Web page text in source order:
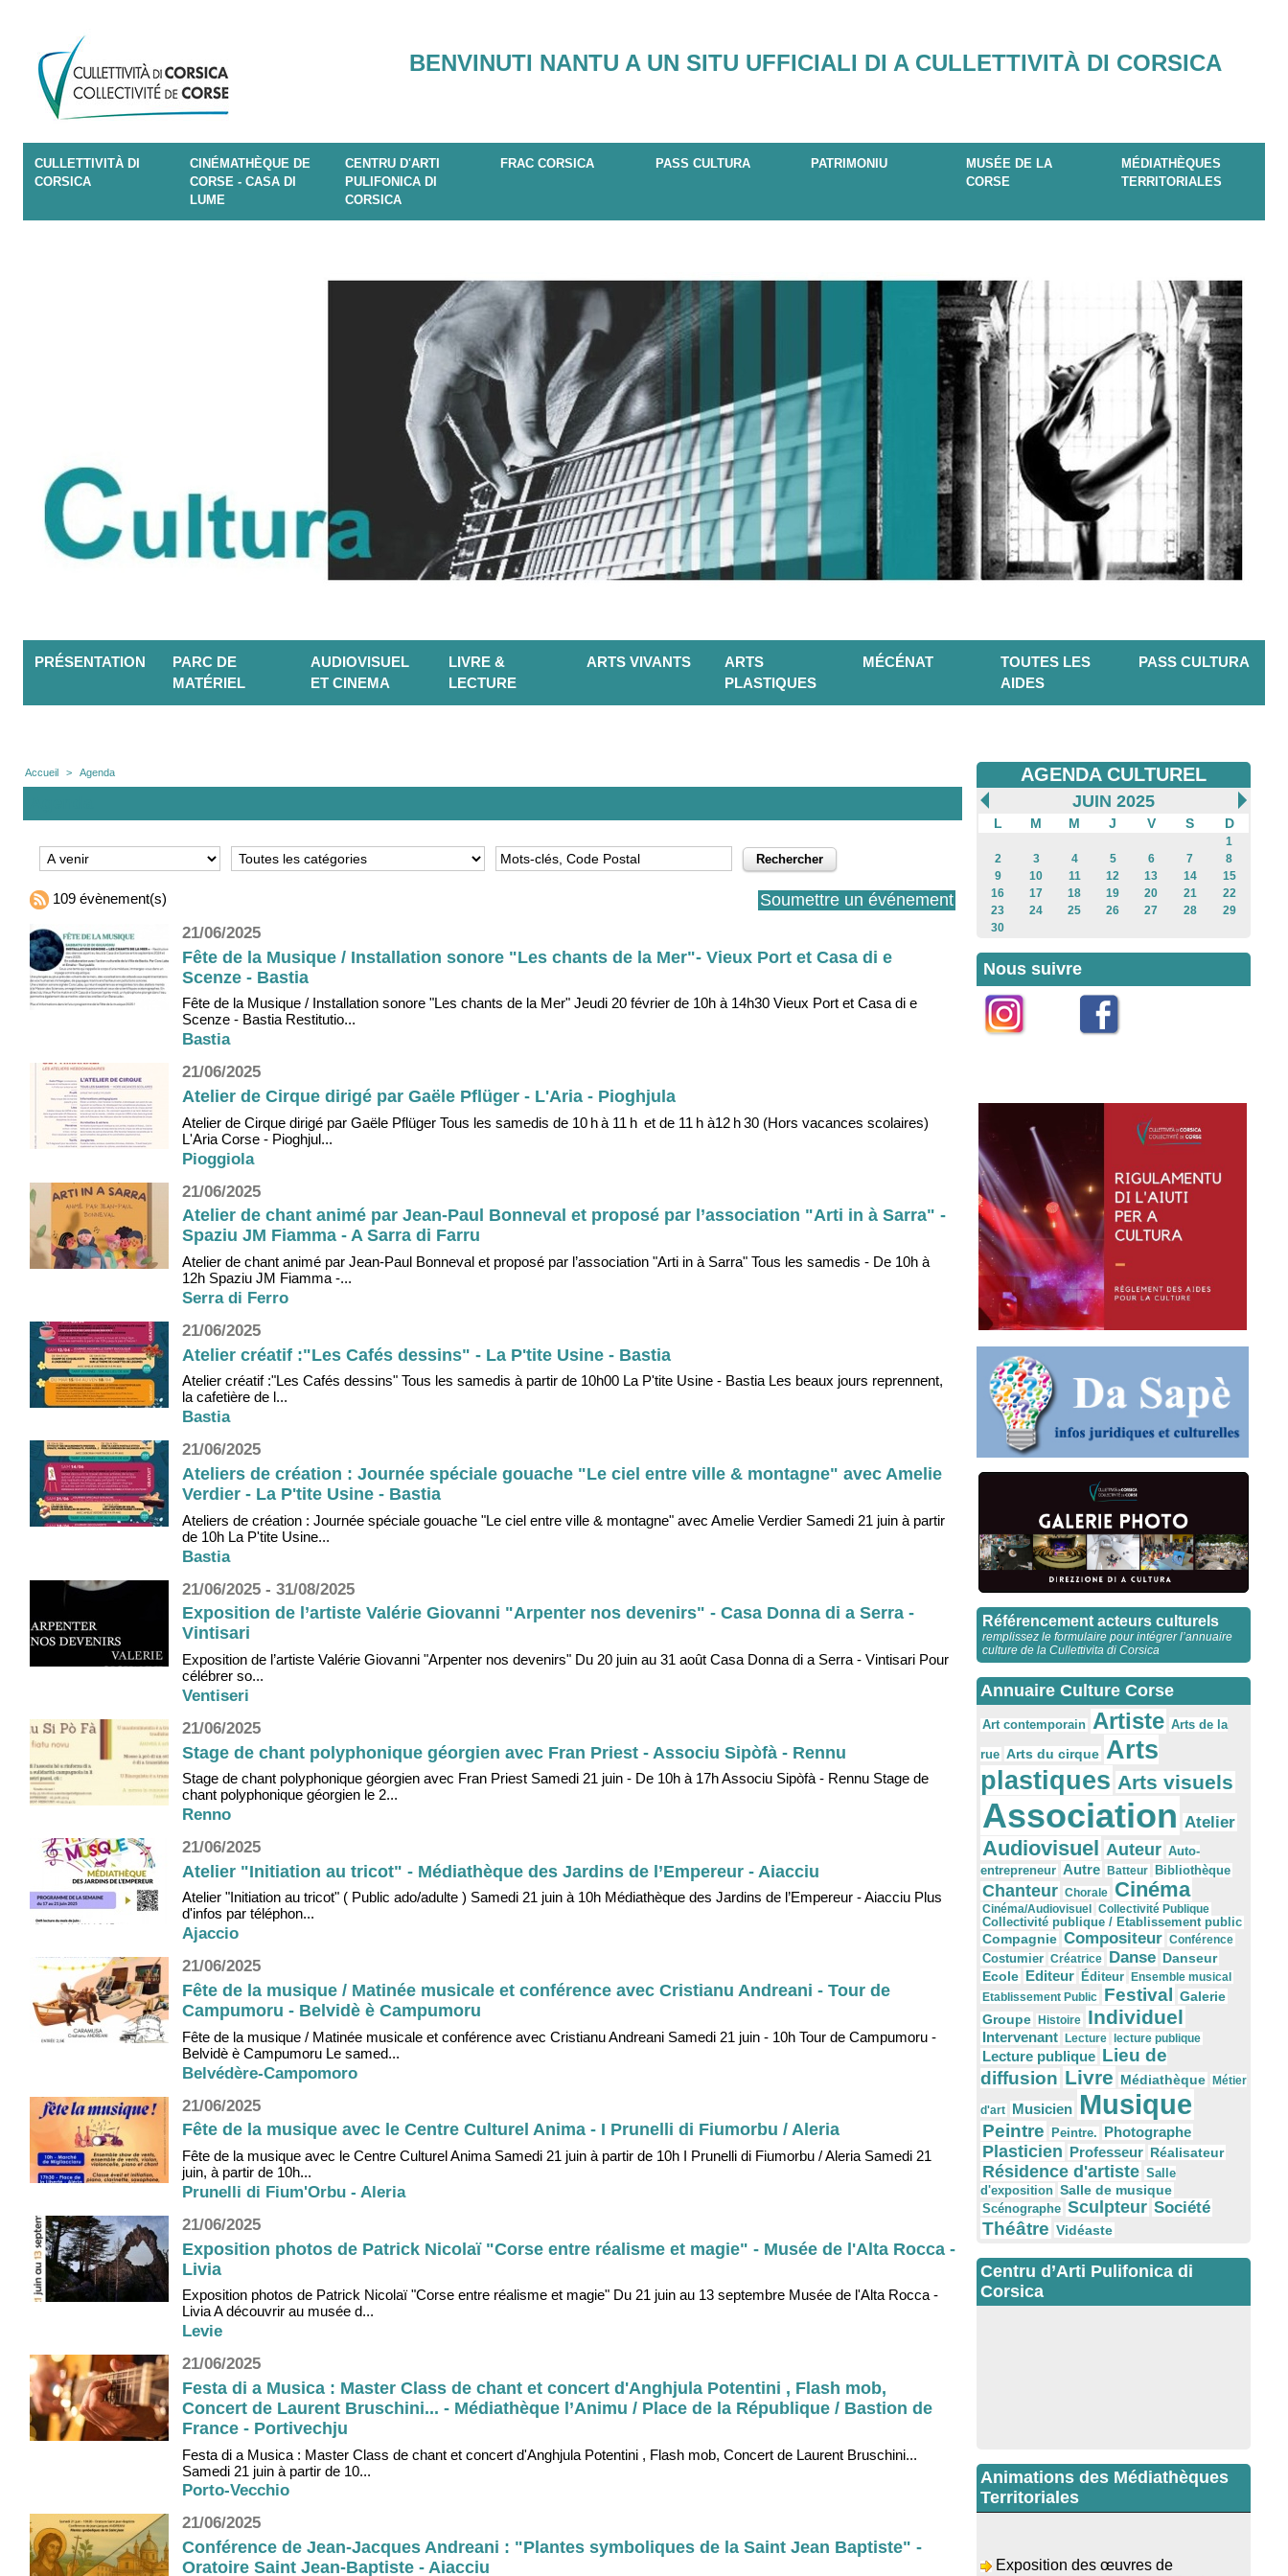
BENVINUTI NANTU A UN SITU UFFICIALI DI A CULLETTIVITÀ DI CORSICA
CULLETTIVITÀ DI
CORSICA
CINÉMATHÈQUE DE
CORSE - CASA DI
LUME
CENTRU D'ARTI
PULIFONICA DI
CORSICA
FRAC CORSICA PASS CULTURA PATRIMONIU
MUSÉE DE LA
CORSE
MÉDIATHÈQUES
TERRITORIALES
PRÉSENTATION
PARC DE
MATÉRIEL
AUDIOVISUEL
ET CINEMA
LIVRE &
LECTURE
ARTS VIVANTS
ARTS
PLASTIQUES
MÉCÉNAT
TOUTES LES
AIDES
PASS CULTURA
Accueil > Agenda
109 évènement(s) Soumettre un événement
21/06/2025
Fête de la Musique / Installation sonore "Les chants de la Mer"- Vieux Port et Casa di e
Scenze - Bastia
Fête de la Musique / Installation sonore "Les chants de la Mer" Jeudi 20 février de 10h à 14h30 Vieux Port et Casa di e
Scenze - Bastia Restitutio...
Bastia
21/06/2025
Atelier de Cirque dirigé par Gaële Pflüger - L'Aria - Pioghjula
Atelier de Cirque dirigé par Gaële Pflüger Tous les samedis de 10 h à 11 h et de 11 h à12 h 30 (Hors vacances scolaires)
L'Aria Corse - Pioghjul...
Pioggiola
21/06/2025
Atelier de chant animé par Jean-Paul Bonneval et proposé par l’association "Arti in à Sarra" -
Spaziu JM Fiamma - A Sarra di Farru
Atelier de chant animé par Jean-Paul Bonneval et proposé par l’association "Arti in à Sarra" Tous les samedis - De 10h à
12h Spaziu JM Fiamma -...
Serra di Ferro
21/06/2025
Atelier créatif :"Les Cafés dessins" - La P'tite Usine - Bastia
Atelier créatif :"Les Cafés dessins" Tous les samedis à partir de 10h00 La P'tite Usine - Bastia Les beaux jours reprennent,
la cafetière de l...
Bastia
21/06/2025
Ateliers de création : Journée spéciale gouache "Le ciel entre ville & montagne" avec Amelie
Verdier - La P'tite Usine - Bastia
Ateliers de création : Journée spéciale gouache "Le ciel entre ville & montagne" avec Amelie Verdier Samedi 21 juin à partir
de 10h La P'tite Usine...
Bastia
21/06/2025 - 31/08/2025
Exposition de l’artiste Valérie Giovanni "Arpenter nos devenirs" - Casa Donna di a Serra -
Vintisari
Exposition de l’artiste Valérie Giovanni "Arpenter nos devenirs" Du 20 juin au 31 août Casa Donna di a Serra - Vintisari Pour
célébrer so...
Ventiseri
21/06/2025
Stage de chant polyphonique géorgien avec Fran Priest - Associu Sipòfà - Rennu
Stage de chant polyphonique géorgien avec Fran Priest Samedi 21 juin - De 10h à 17h Associu Sipòfà - Rennu Stage de
chant polyphonique géorgien le 2...
Renno
21/06/2025
Atelier "Initiation au tricot" - Médiathèque des Jardins de l’Empereur - Aiacciu
Atelier "Initiation au tricot" ( Public ado/adulte ) Samedi 21 juin à 10h Médiathèque des Jardins de l’Empereur - Aiacciu Plus
d'infos par téléphon...
Ajaccio
21/06/2025
Fête de la musique / Matinée musicale et conférence avec Cristianu Andreani - Tour de
Campumoru - Belvidè è Campumoru
Fête de la musique / Matinée musicale et conférence avec Cristianu Andreani Samedi 21 juin - 10h Tour de Campumoru -
Belvidè è Campumoru Le samed...
Belvédère-Campomoro
21/06/2025
Fête de la musique avec le Centre Culturel Anima - I Prunelli di Fiumorbu / Aleria
Fête de la musique avec le Centre Culturel Anima Samedi 21 juin à partir de 10h I Prunelli di Fiumorbu / Aleria Samedi 21
juin, à partir de 10h...
Prunelli di Fium'Orbu - Aleria
21/06/2025
Exposition photos de Patrick Nicolaï "Corse entre réalisme et magie" - Musée de l'Alta Rocca -
Livia
Exposition photos de Patrick Nicolaï "Corse entre réalisme et magie" Du 21 juin au 13 septembre Musée de l'Alta Rocca -
Livia A découvrir au musée d...
Levie
21/06/2025
Festa di a Musica : Master Class de chant et concert d'Anghjula Potentini , Flash mob,
Concert de Laurent Bruschini... - Médiathèque l’Animu / Place de la République / Bastion de
France - Portivechju
Festa di a Musica : Master Class de chant et concert d'Anghjula Potentini , Flash mob, Concert de Laurent Bruschini...
Samedi 21 juin à partir de 10...
Porto-Vecchio
21/06/2025
Conférence de Jean-Jacques Andreani : "Plantes symboliques de la Saint Jean Baptiste" -
Oratoire Saint Jean-Baptiste - Aiacciu
AGENDA CULTUREL
JUIN 2025
L M M J V S D
1
2
3 4 5 6 7
8
9
10 11 12 13 14
15
16
17 18 19 20 21
22
23
24 25 26 27 28
29
30
Nous suivre
Référencement acteurs culturels
remplissez le formulaire pour intégrer l’annuaire
culture de la Cullettivita di Corsica
Annuaire Culture Corse
Art contemporain Artiste Arts de la
rue Arts du cirque Arts
plastiques Arts visuels
Association Atelier
Audiovisuel Auteur Auto-
entrepreneur Autre Batteur Bibliothèque
Chanteur Chorale Cinéma
Cinéma/Audiovisuel
Collectivité Publique
Collectivité publique / Etablissement public
Compagnie Compositeur Conférence
Costumier Créatrice Danse Danseur
Ecole Editeur Éditeur
Ensemble musical
Etablissement Public Festival Galerie
Groupe
Histoire Individuel
Intervenant Lecture lecture publique
Lecture publique Lieu de
diffusion Livre Médiathèque Métier
d'art Musicien Musique
Peintre Peintre. Photographe
Plasticien Professeur Réalisateur
Résidence d'artiste Salle
d'exposition Salle de musique
Scénographe Sculpteur Société
Théâtre Vidéaste
Centru d’Arti Pulifonica di
Corsica
Animations des Médiathèques
Territoriales
Dominique Malberti Morin : "Racines,